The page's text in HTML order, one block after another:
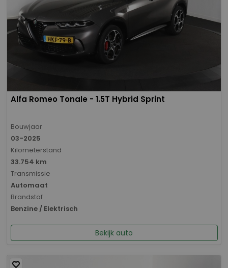
Alfa Romeo Tonale - 1.5T Hybrid Sprint
Bouwjaar
03-2025
Kilometerstand
33.754 km
Transmissie
Automaat
Brandstof
Benzine / Elektrisch
Bekijk auto